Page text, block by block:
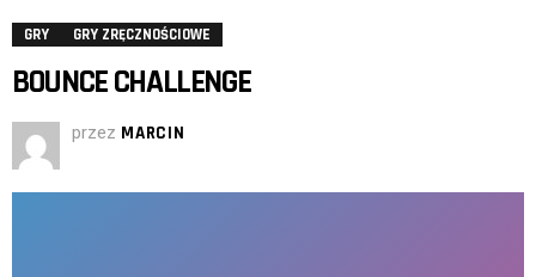
GRY GRY ZRĘCZNOŚCIOWE
BOUNCE CHALLENGE
przez MARCIN